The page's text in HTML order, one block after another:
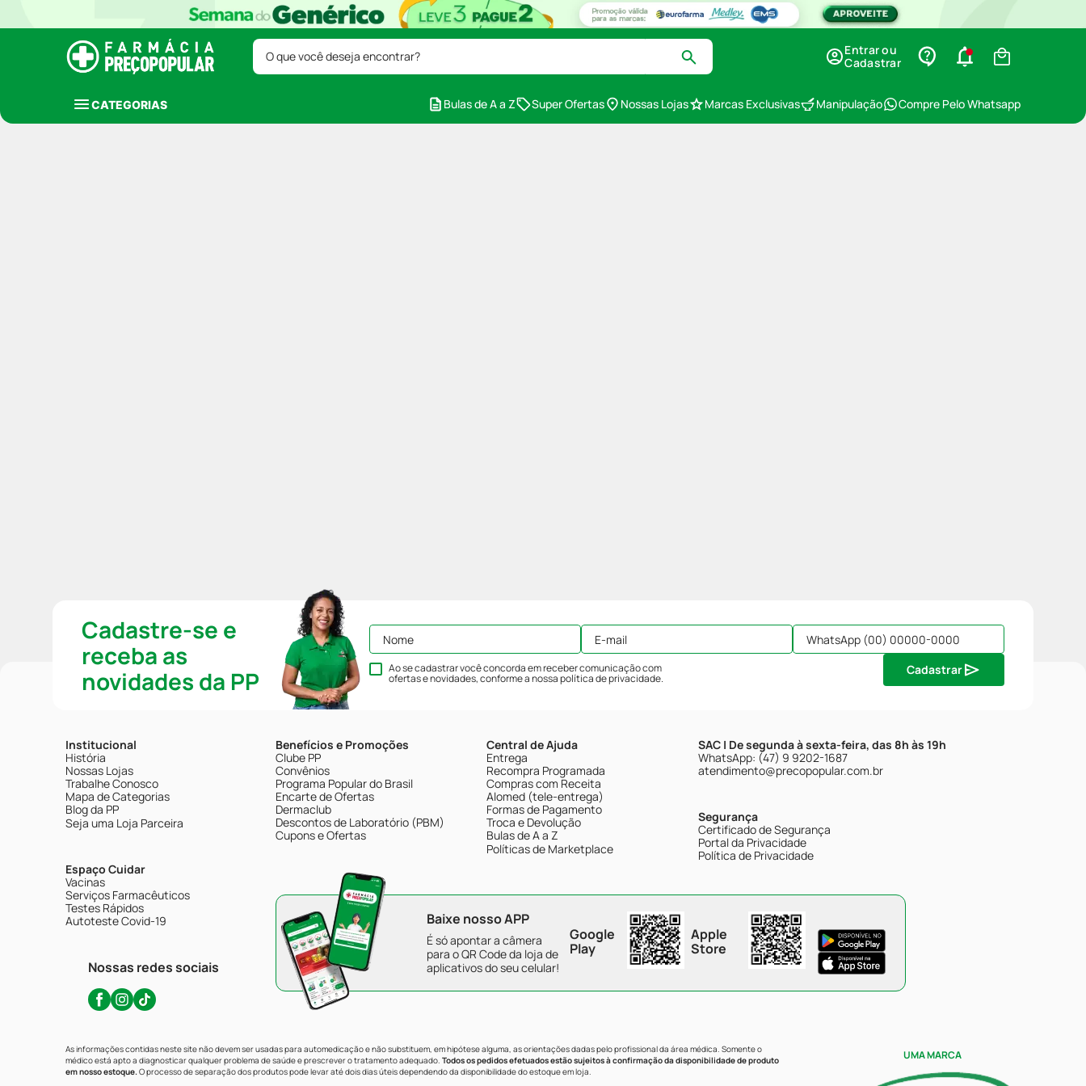
O que você deseja encontrar?
Entrar ou
Cadastrar
CATEGORIAS Bulas de A a Z Super Ofertas Nossas Lojas Marcas Exclusivas Manipulação Compre Pelo Whatsapp
Cadastre-se e
receba as
novidades da PP
Ao se cadastrar você concorda em receber comunicação com
ofertas e novidades, conforme a nossapolítica de privacidade.
Cadastrar
Institucional
História
Nossas Lojas
Trabalhe Conosco
Mapa de Categorias
Blog da PP
Seja uma Loja Parceira
Espaço Cuidar
Vacinas
Serviços Farmacêuticos
Testes Rápidos
Autoteste Covid-19
Nossas redes sociais
Benefícios e Promoções
Clube PP
Convênios
Programa Popular do Brasil
Encarte de Ofertas
Dermaclub
Descontos de Laboratório (PBM)
Cupons e Ofertas
Central de Ajuda
Entrega
Recompra Programada
Compras com Receita
Alomed (tele-entrega)
Formas de Pagamento
Troca e Devolução
Bulas de A a Z
Políticas de Marketplace
SAC | De segunda à sexta-feira, das 8h às 19h
WhatsApp: (47) 9 9202-1687
atendimento@precopopular.com.br
Segurança
Certificado de Segurança
Portal da Privacidade
Política de Privacidade
Baixe nosso APP
É só apontar a câmera
para o QR Code da loja de
aplicativos do seu celular!
Google
Play
Apple
Store
As informações contidas neste site não devem ser usadas para automedicação e não substituem, em hipótese alguma, as orientações dadas pelo profissional da área médica. Somente o
médico está apto a diagnosticar qualquer problema de saúde e prescrever o tratamento adequado. Todos os pedidos efetuados estão sujeitos à confirmação da disponibilidade de produto
em nosso estoque.O processo de separação dos produtos pode levar até dois dias úteis dependendo da disponibilidade do estoque em loja.
UMA MARCA